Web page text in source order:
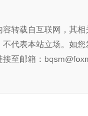
容转载自互联网，其
代表本站立场。如
接至邮箱：